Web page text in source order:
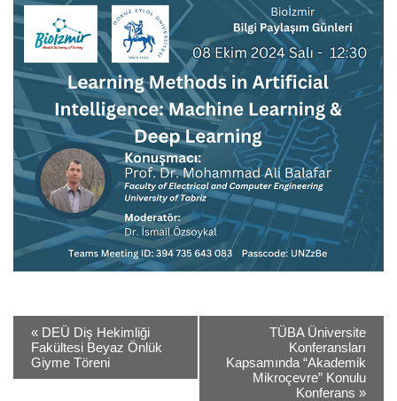
« DEÜ Diş Hekimliği
Fakültesi Beyaz Önlük
Giyme Töreni
TÜBA Üniversite
Konferansları
Kapsamında “Akademik
Mikroçevre” Konulu
Konferans »